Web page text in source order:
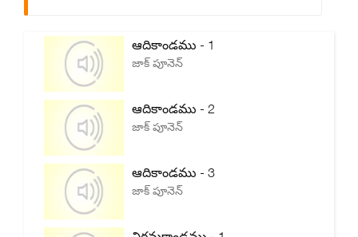
ఆదికాండము - 1
జాక్ పూనెన్
ఆదికాండము - 2
జాక్ పూనెన్
ఆదికాండము - 3
జాక్ పూనెన్